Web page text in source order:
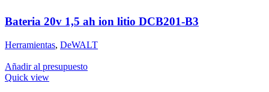
Bateria 20v 1,5 ah ion litio DCB201-B3
Herramientas, DeWALT
Añadir al presupuesto
Quick view